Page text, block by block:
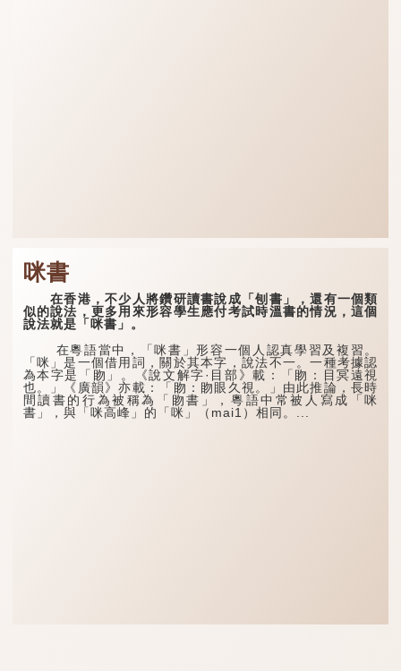
咪書
在香港，不少人將鑽研讀書說成「刨書」，還有一個類
似的說法，更多用來形容學生應付考試時溫書的情況，這個
說法就是「咪書」。
在粵語當中，「咪書」形容一個人認真學習及複習。
「咪」是一個借用詞，關於其本字，說法不一。一種考據認
為本字是「䀛」。《說文解字·目部》載：「䀛：目冥遠視
也。」《廣韻》亦載：「䀛：䀛眼久視。」由此推論，長時
間讀書的行為被稱為「䀛書」，粵語中常被人寫成「咪
書」，與「咪高峰」的「咪」（mai1）相同。...